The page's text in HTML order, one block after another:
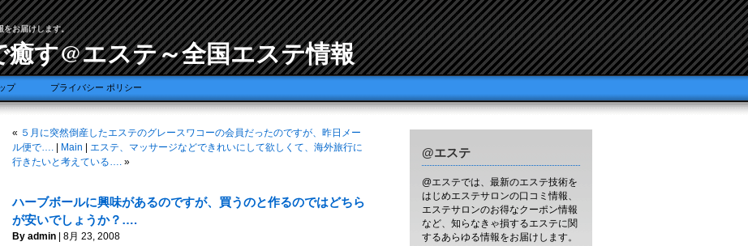
をお届けします。
す@エステ～全国エステ情報
プ プライバシー ポリシー
@エステ
@エステでは、最新のエステ技術を
はじめエステサロンの口コミ情報、
エステサロンのお得なクーポン情報
など、知らなきゃ損するエステに関
するあらゆる情報をお届けします。
« ５月に突然倒産したエステのグレースワコーの会員だったのですが、昨日メー
ル便で….
Main
エステ、マッサージなどできれいにして欲しくて、海外旅行に
行きたいと考えている…. »
ハーブボールに興味があるのですが、買うのと作るのではどちら
が安いでしょうか？….
By admin | 8月 23, 2008